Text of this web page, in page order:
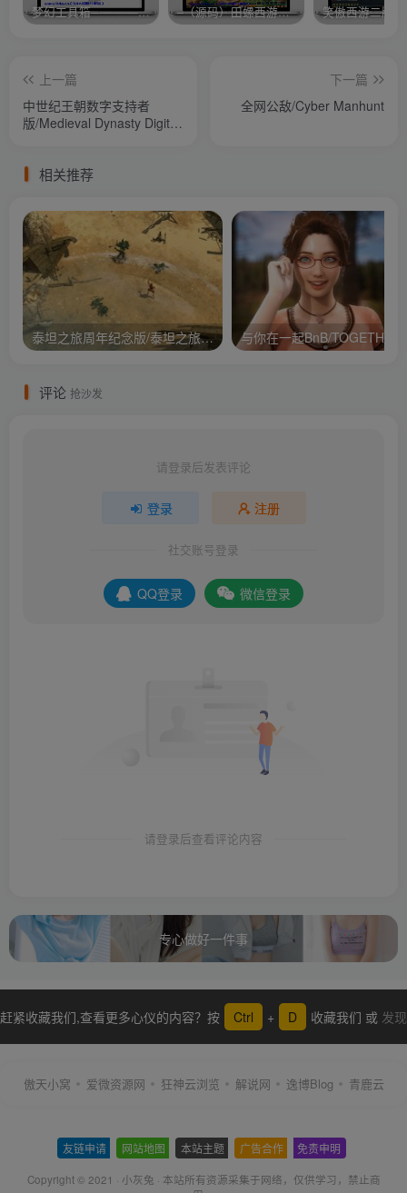
梦幻工具箱————-免费 –（源码）田螺西游9.0 假人摆摊18门派飞升渡劫化圣助战最新BB谛听…. 笑傲西游二版-
上一篇
中世纪王朝数字支持者
版/Medieval Dynasty Digital
下一篇
全网公敌/Cyber Manhunt
相关推荐
泰坦之旅周年纪念版/泰坦之旅：不朽王座/Titan Quest Anniversary Edition
评论 抢沙发
请登录后发表评论
登录 注册
社交账号登录
QQ登录 微信登录
请登录后查看评论内容
专心做好一件事
赶紧收藏我们,查看更多心仪的内容？按 Ctrl + D 收藏我们 或 发现
傲天小窝 爱微资源网 狂神云浏览 解说网 逸博Blog 青鹿云
友链申请 网站地图 本站主题 广告合作 免责申明
Copyright © 2021 · 小灰兔 · 本站所有资源采集于网络，仅供学习，禁止商